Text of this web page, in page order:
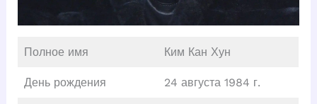
Полное имя Ким Кан Хун
День рождения 24 августа 1984 г.